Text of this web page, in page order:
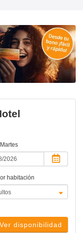
Martes
habitación
Ver disponibilidad